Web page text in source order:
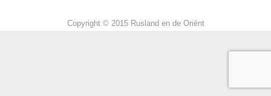
Copyright © 2015 Rusland en de Oriënt